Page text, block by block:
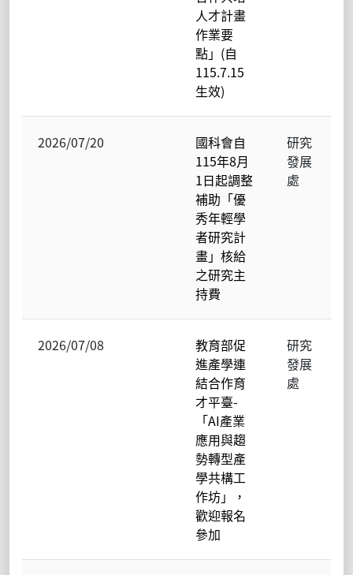
人才計畫
作業要
點」(自
115.7.15
生效)
2026/07/20
國科會自
115年8月
1日起調整
補助「優
秀年輕學
者研究計
畫」核給
之研究主
持費
研究
發展
處
2026/07/08
教育部促
進產學連
結合作育
才平臺-
「AI產業
應用與趨
勢轉型產
學共構工
作坊」，
歡迎報名
參加
研究
發展
處